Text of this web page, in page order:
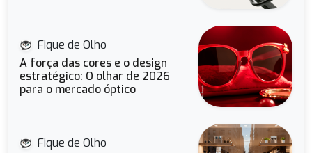
Fique de Olho
A força das cores e o design
estratégico: O olhar de 2026
para o mercado óptico
Fique de Olho